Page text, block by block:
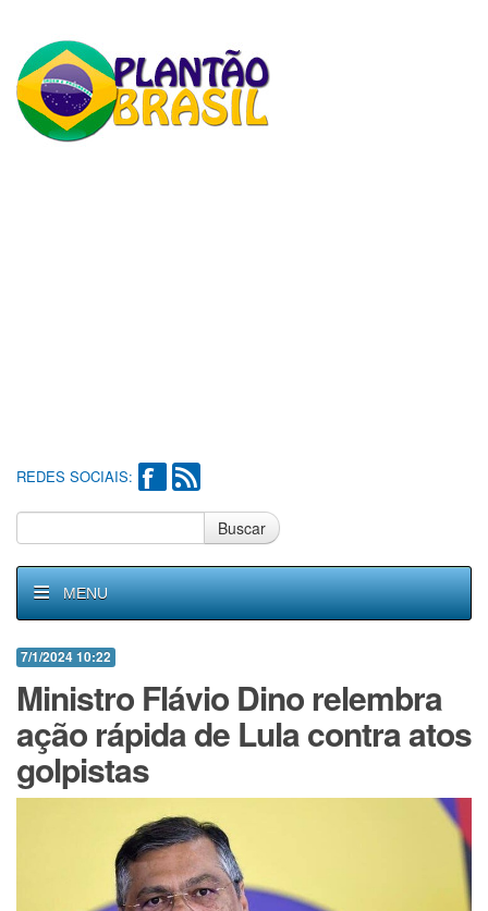
REDES SOCIAIS:
Buscar
MENU
7/1/2024 10:22
Ministro Flávio Dino relembra
ação rápida de Lula contra atos
golpistas